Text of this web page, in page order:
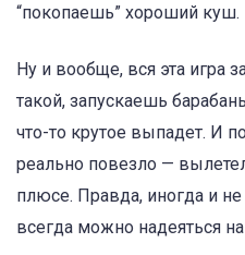
“покопаешь” хороший куш.
Ну и вообще, вся эта игра
такой, запускаешь
что-то крутое выпадет. И
реально повезло —
плюсе. Правда, иногда и не
всегда можно надеяться на